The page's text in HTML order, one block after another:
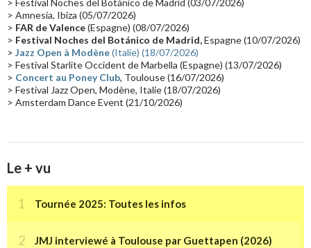
Synthé Roland(15) Belgique(15)
(14) Astronomie (14)
Tournée 2025(14) 2024(14) Chine(13)
> Amnesia, Ibiza (05/07/2026)
> FAR de Valence(Espagne) (08/07/2026)
> Festival Noches del Botánico de Madrid,Espagne (10/07/2026)
> Jazz Open à Modène(Italie) (18/07/2026)
> Festival Starlite Occident de Marbella (Espagne) (13/07/2026)
> Concert au Poney Club, Toulouse (16/07/2026)
> Festival Jazz Open, Modène, Italie (18/07/2026)
> Amsterdam Dance Event (21/10/2026)
Le + vu